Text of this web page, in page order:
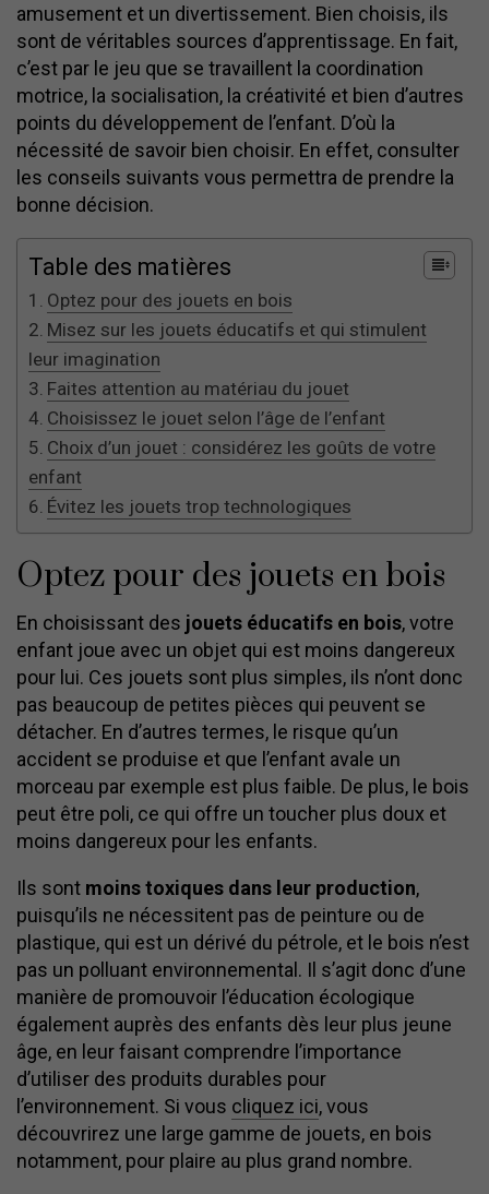
amusement et un divertissement. Bien choisis, ils
sont de véritables sources d’apprentissage. En fait,
c’est par le jeu que se travaillent la coordination
motrice, la socialisation, la créativité et bien d’autres
points du développement de l’enfant. D’où la
nécessité de savoir bien choisir. En effet, consulter
les conseils suivants vous permettra de prendre la
bonne décision.
Table des matières
Optez pour des jouets en bois
Misez sur les jouets éducatifs et qui stimulent
leur imagination
Faites attention au matériau du jouet
Choisissez le jouet selon l’âge de l’enfant
Choix d’un jouet : considérez les goûts de votre
enfant
Évitez les jouets trop technologiques
Optez pour des jouets en bois
En choisissant des jouets éducatifs en bois, votre
enfant joue avec un objet qui est moins dangereux
pour lui. Ces jouets sont plus simples, ils n’ont donc
pas beaucoup de petites pièces qui peuvent se
détacher. En d’autres termes, le risque qu’un
accident se produise et que l’enfant avale un
morceau par exemple est plus faible. De plus, le bois
peut être poli, ce qui offre un toucher plus doux et
moins dangereux pour les enfants.
Ils sont moins toxiques dans leur production,
puisqu’ils ne nécessitent pas de peinture ou de
plastique, qui est un dérivé du pétrole, et le bois n’est
pas un polluant environnemental. Il s’agit donc d’une
manière de promouvoir l’éducation écologique
également auprès des enfants dès leur plus jeune
âge, en leur faisant comprendre l’importance
d’utiliser des produits durables pour
l’environnement. Si vous cliquez ici, vous
découvrirez une large gamme de jouets, en bois
notamment, pour plaire au plus grand nombre.